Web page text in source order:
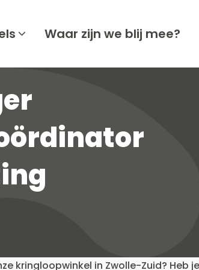
Waar zijn we blij mee?
kringloopwinkel in Zwolle-Zuid? Heb